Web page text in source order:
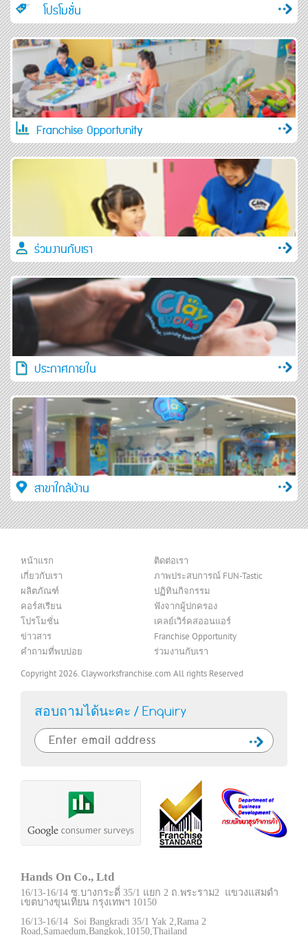
โปรโมชั่น
Franchise Opportunity
ร่วมงานกับเรา
ประกาศภายใน
สาขาใกล้บ้าน
หน้าแรก
เกี่ยวกับเรา
ผลิตภัณฑ์
คอร์สเรียน
โปรโมชั่น
ข่าวสาร
คำถามที่พบบ่อย
ติดต่อเรา
ภาพประสบการณ์ FUN-Tastic
ปฏิทินกิจกรรม
ฟังจากผู้ปกครอง
เคลย์เวิร์คสออนแอร์
Franchise Opportunity
ร่วมงานกับเรา
Copyright 2026. Clayworksfranchise.com All rights Reserved
สอบถามได้นะคะ / Enquiry
Hands On Co., Ltd
16/13-16/14 ซ.บางกระดี่ 35/1 แยก 2 ถ.พระราม2 แขวงแสมดำ
เขตบางขุนเทียน กรุงเทพฯ 10150
16/13-16/14 Soi Bangkradi 35/1 Yak 2,Rama 2
Road,Samaedum,Bangkok,10150,Thailand